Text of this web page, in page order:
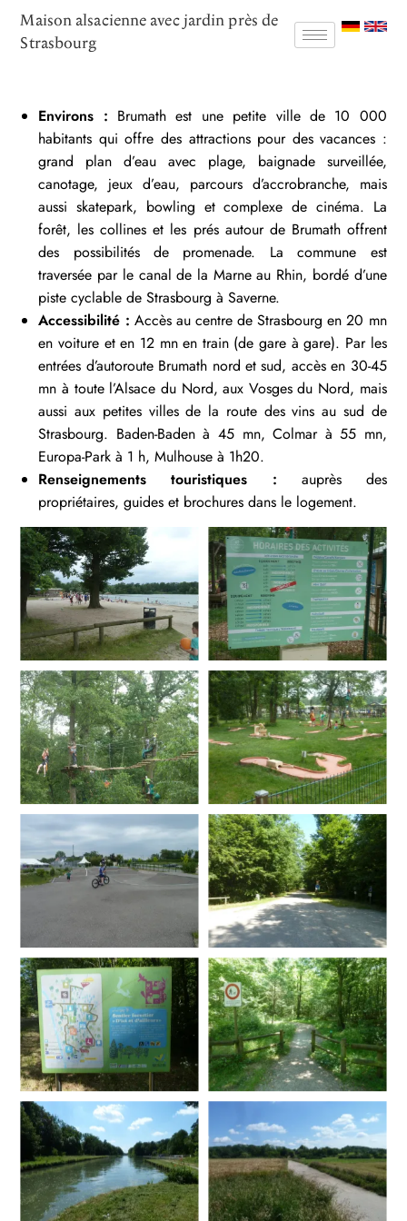
Maison alsacienne avec jardin près de
Strasbourg
Environs : Brumath est une petite ville de 10 000
habitants qui offre des attractions pour des vacances :
grand plan d’eau avec plage, baignade surveillée,
canotage, jeux d’eau, parcours d’accrobranche, mais
aussi skatepark, bowling et complexe de cinéma. La
forêt, les collines et les prés autour de Brumath offrent
des possibilités de promenade. La commune est
traversée par le canal de la Marne au Rhin, bordé d’une
piste cyclable de Strasbourg à Saverne.
Accessibilité : Accès au centre de Strasbourg en 20 mn
en voiture et en 12 mn en train (de gare à gare). Par les
entrées d’autoroute Brumath nord et sud, accès en 30-45
mn à toute l’Alsace du Nord, aux Vosges du Nord, mais
aussi aux petites villes de la route des vins au sud de
Strasbourg. Baden-Baden à 45 mn, Colmar à 55 mn,
Europa-Park à 1 h, Mulhouse à 1h20.
Renseignements touristiques : auprès des
propriétaires, guides et brochures dans le logement.